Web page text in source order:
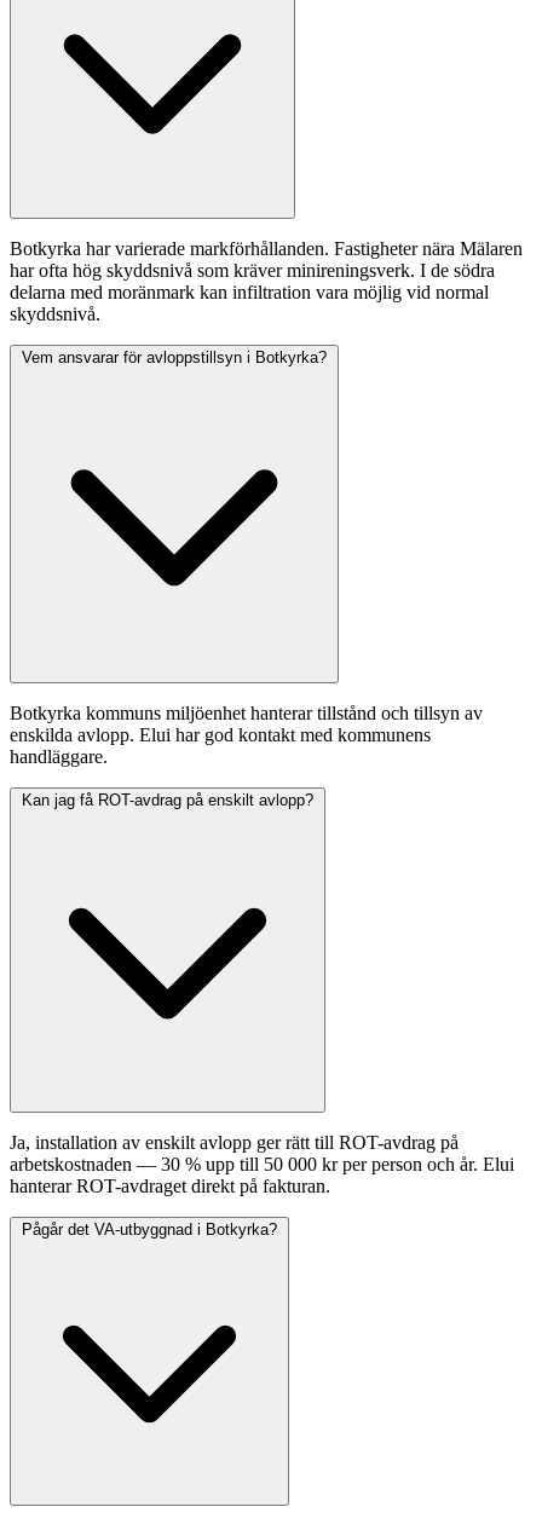
Botkyrka har varierade markförhållanden. Fastigheter nära Mälaren
har ofta hög skyddsnivå som kräver minireningsverk. I de södra
delarna med moränmark kan infiltration vara möjlig vid normal
skyddsnivå.
Vem ansvarar för avloppstillsyn i Botkyrka?
Botkyrka kommuns miljöenhet hanterar tillstånd och tillsyn av
enskilda avlopp. Elui har god kontakt med kommunens
handläggare.
Kan jag få ROT-avdrag på enskilt avlopp?
Ja, installation av enskilt avlopp ger rätt till ROT-avdrag på
arbetskostnaden — 30 % upp till 50 000 kr per person och år. Elui
hanterar ROT-avdraget direkt på fakturan.
Pågår det VA-utbyggnad i Botkyrka?